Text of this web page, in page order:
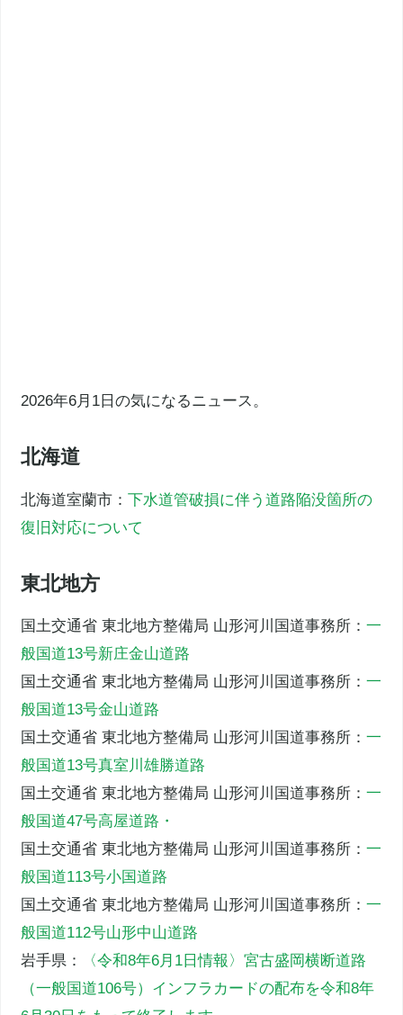
2026年6月1日の気になるニュース。
北海道
北海道室蘭市：下水道管破損に伴う道路陥没箇所の
復旧対応について
東北地方
国土交通省 東北地方整備局 山形河川国道事務所：一
般国道13号新庄金山道路
国土交通省 東北地方整備局 山形河川国道事務所：一
般国道13号金山道路
国土交通省 東北地方整備局 山形河川国道事務所：一
般国道13号真室川雄勝道路
国土交通省 東北地方整備局 山形河川国道事務所：一
般国道47号高屋道路・
国土交通省 東北地方整備局 山形河川国道事務所：一
般国道113号小国道路
国土交通省 東北地方整備局 山形河川国道事務所：一
般国道112号山形中山道路
岩手県：
〈令和8年6月1日情報〉宮古盛岡横断道路
（一般国道106号）インフラカードの配布を令和8年